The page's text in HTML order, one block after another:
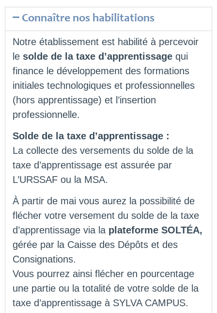
Connaître nos habilitations
Notre établissement est habilité à percevoir
le solde de la taxe d’apprentissage qui
finance le développement des formations
initiales technologiques et professionnelles
(hors apprentissage) et l’insertion
professionnelle.
Solde de la taxe d’apprentissage :
La collecte des versements du solde de la
taxe d’apprentissage est assurée par
L’URSSAF ou la MSA.
À partir de mai vous aurez la possibilité de
flécher votre versement du solde de la taxe
d’apprentissage via la plateforme SOLTÉA,
gérée par la Caisse des Dépôts et des
Consignations.
Vous pourrez ainsi flécher en pourcentage
une partie ou la totalité de votre solde de la
taxe d’apprentissage à SYLVA CAMPUS.